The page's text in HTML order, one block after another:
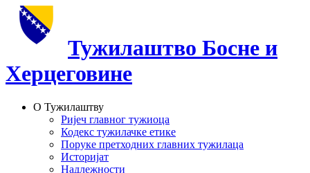
Тужилаштво Босне и
Херцеговине
О Тужилаштву
Ријеч главног тужиоца
Кодекс тужилачке етике
Поруке претходних главних тужилаца
Историјат
Надлежности